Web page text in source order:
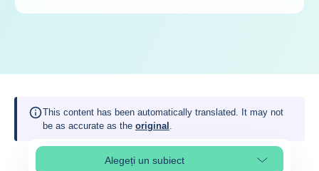
This content has been automatically translated. It may not
be as accurate as the original .
Alegeți un subiectSelect page section